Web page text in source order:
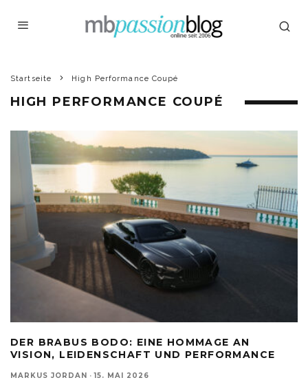
Startseite High Performance Coupé
HIGH PERFORMANCE COUPÉ
DER BRABUS BODO: EINE HOMMAGE AN
VISION, LEIDENSCHAFT UND PERFORMANCE
MARKUS JORDAN · 15. MAI 2026